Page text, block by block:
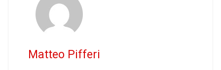
Matteo Pifferi